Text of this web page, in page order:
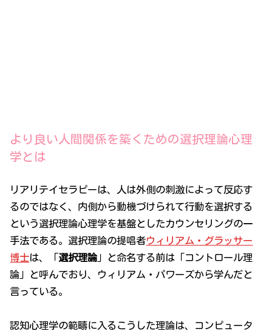
より良い人間関係を築くための選択理論心理
学とは
リアリテイセラピーは、人は外側の刺激によって反応す
るのではなく、内側から動機づけられて行動を選択する
という選択理論心理学を基盤としたカウンセリングの一
手法である。選択理論の提唱者ウィリアム・グラッサー
博士は、「選択理論」と命名する前は「コントロール理
論」と呼んでおり、ウィリアム・パワーズから学んだと
言っている。
認知心理学の範疇に入るこうした理論は、コンピュータ